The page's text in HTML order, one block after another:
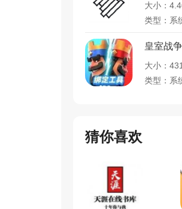
大小：
类型：系
皇室战
大小：
类型：系
猜你喜欢